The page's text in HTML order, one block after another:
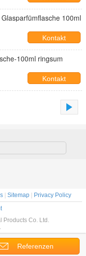
100ml
Kontakt
100ml ringsum
Kontakt
Referenzen
Sitemap
Privacy Policy
Products Co. Ltd.